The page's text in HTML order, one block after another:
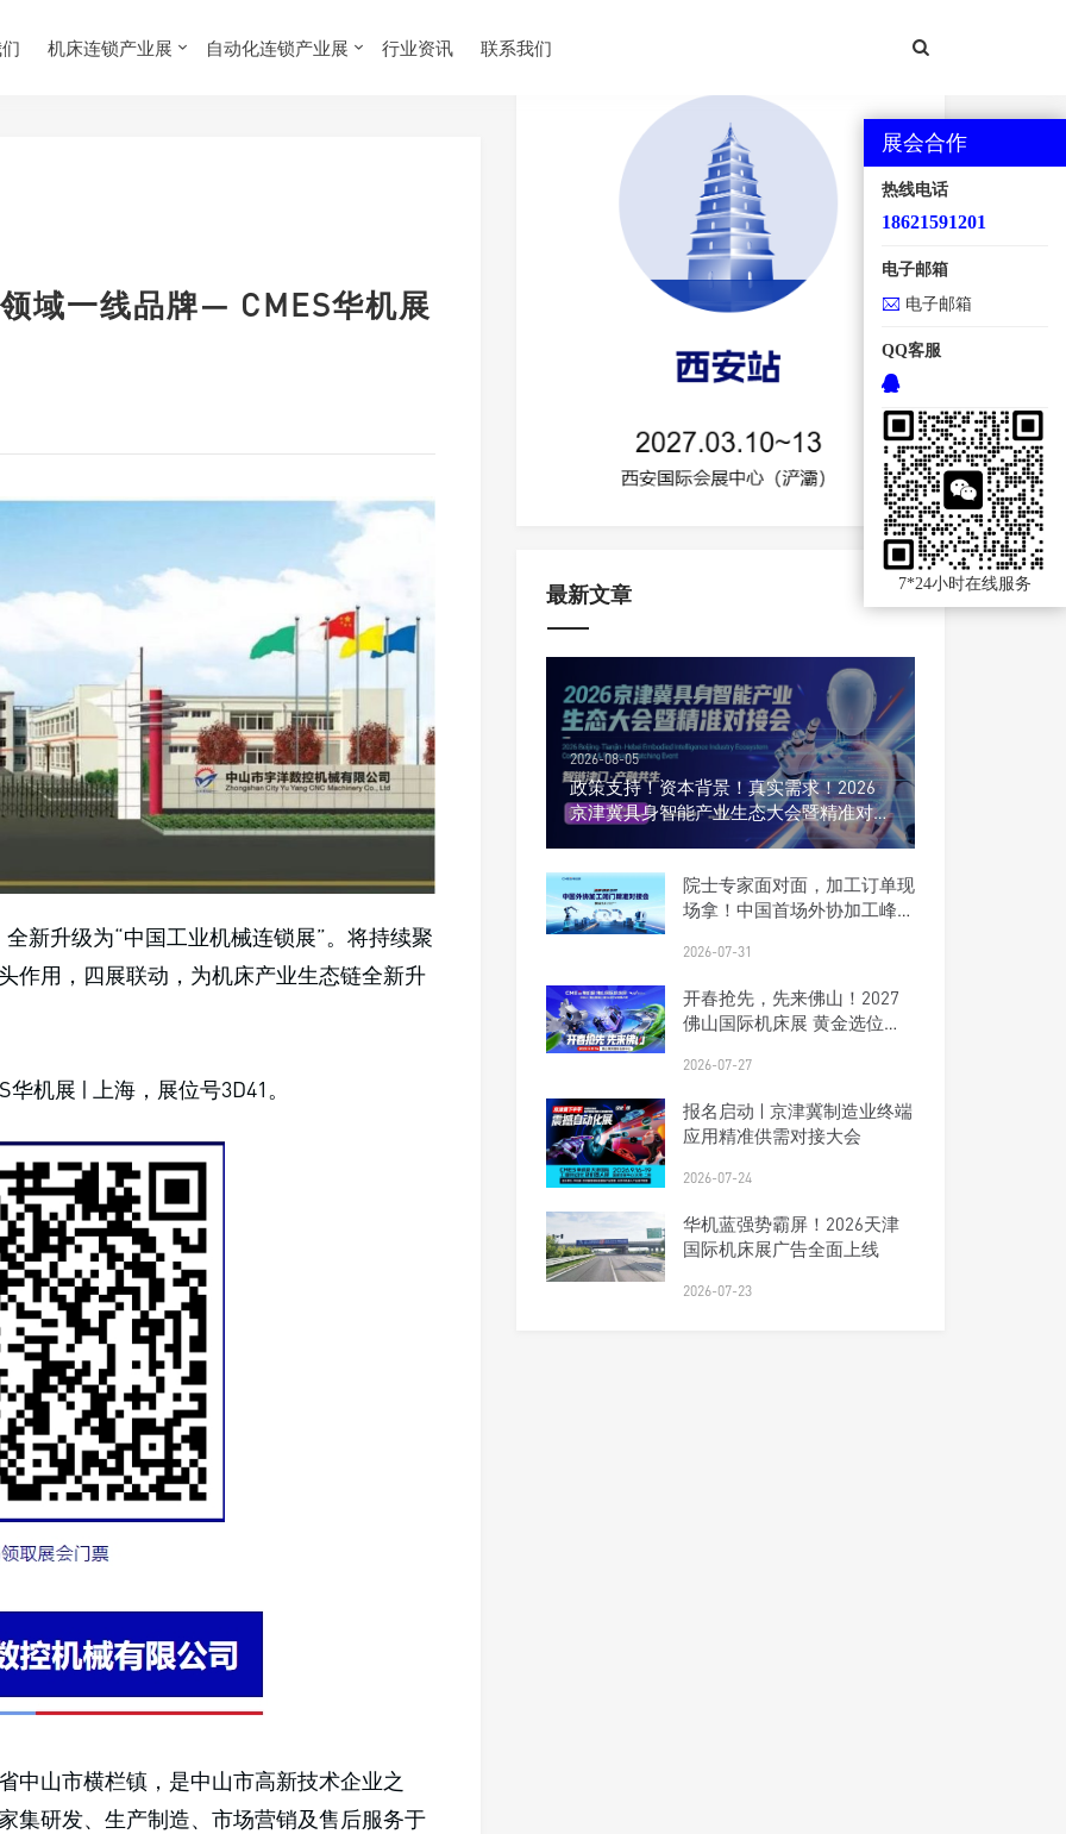
机床连锁产业展 自动化连锁产业展 行业资讯 联系我们
域一线品牌— CMES华机展
新升级为“中国工业机械连锁展”。将持续聚
作用，四展联动，为机床产业生态链全新升
机展 | 上海，展位号3D41。
中山市横栏镇，是中山市高新技术企业之
集研发、生产制造、市场营销及售后服务于
地点：西安国际会展中心【浐灞
最新文章
2026-08-05
政策支持！资本背景！真实需求！2026
京津冀具身智能产业生态大会暨精准对接
院士专家面对面，加工订单现
场拿！中国首场外协加工峰会
2026-07-31
开春抢先，先来佛山！2027
佛山国际机床展 黄金选位正
2026-07-27
报名启动 | 京津冀制造业终端
应用精准供需对接大会
2026-07-24
华机蓝强势霸屏！2026天津
国际机床展广告全面上线
2026-07-23
展会合作
热线电话
18621591201
电子邮箱
电子邮箱
QQ客服
7*24小时在线服务